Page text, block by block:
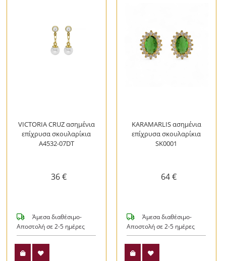
VICTORIA CRUZ ασημένια
επίχρυσα σκουλαρίκια
A4532-07DT
36 €
Άμεσα διαθέσιμο-
Αποστολή σε 2-5 ημέρες
KARAMARLIS ασημένια
επίχρυσα σκουλαρίκια
SK0001
64 €
Άμεσα διαθέσιμο-
Αποστολή σε 2-5 ημέρες